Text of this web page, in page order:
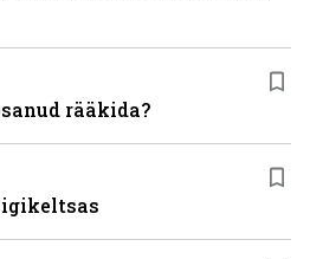
rääkida?